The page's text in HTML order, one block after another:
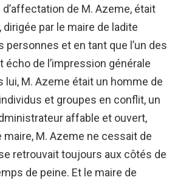
de M. Azeme, était
par le maire de ladite
personnes et en tant que l’un des
de l’impression générale
lui, M. Azeme était un homme de
et groupes en conflit, un
affable et ouvert,
maire, M. Azeme ne cessait de
retrouvait toujours aux côtés de
de peine. Et le maire de